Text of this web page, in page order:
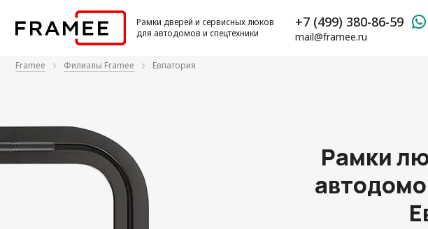
Рамки дверей и сервисных люков
для автодомов и спецтехники
+7 (499) 380-86-59
mail@framee.ru
Framee Филиалы Framee Евпатория
Рамки